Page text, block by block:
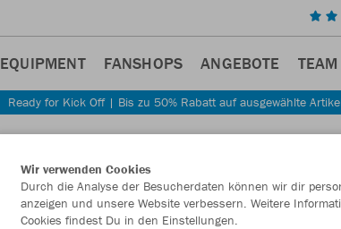
EQUIPMENT FANSHOPS ANGEBOTE
Ready for Kick Off | Bis zu 50% Rabatt auf ausgewählte
Wir verwenden Cookies
Durch die Analyse der Besucherdaten können wir dir
anzeigen und unsere Website verbessern. Weitere
Cookies findest Du in den Einstellungen.